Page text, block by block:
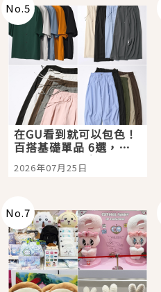
No.5
在GU看到就可以包色！
百搭基礎單品 6選，閉
眼全收也不心疼
2026年07月25日
No.7